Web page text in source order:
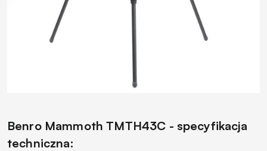
Benro Mammoth TMTH43C - specyfikacja
techniczna: